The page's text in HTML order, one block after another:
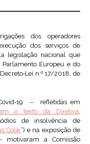
dos operadores
dos serviços de
legislação nacional que
Europeu e do
n.º 17/2018, de
– refletidas em
o texto da Diretiva,
de insolvência de
Cook”) e na exposição de
motivaram a Comissão